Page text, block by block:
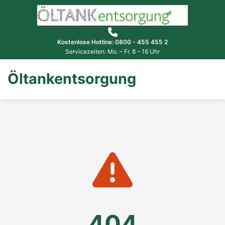
Kostenlose Hotline: 0800 - 455 455 2
Servicezeiten: Mo. – Fr. 8 – 16 Uhr
Öltankentsorgung